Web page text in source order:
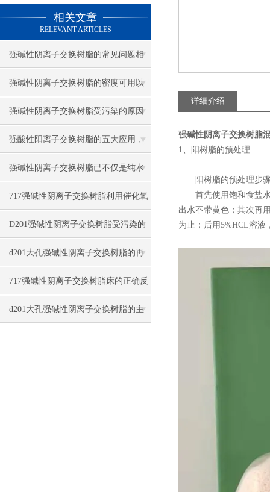
相关文章
RELEVANT ARTICLES
强碱性阴离子交换树脂的常见问题相
应解决方法分享
强碱性阴离子交换树脂的密度可用以
下方法表示
强碱性阴离子交换树脂受污染的原因
有哪些
强酸性阳离子交换树脂的五大应用，
你知道吗？
强碱性阴离子交换树脂已不仅是纯水
制备的核心材料
717强碱性阴离子交换树脂利用催化氧
化法再生
D201强碱性阴离子交换树脂受污染的
对策与情况
d201大孔强碱性阴离子交换树脂的再
生与步骤
717强碱性阴离子交换树脂床的正确反
洗与再生方法
d201大孔强碱性阴离子交换树脂的主
详细介绍
强碱性阴离子交换树脂
1、阳树脂的预处理
阳树脂的预处理步
首先使用饱和食盐水
出水不带黄色；其次再
为止；后用5%HCL溶